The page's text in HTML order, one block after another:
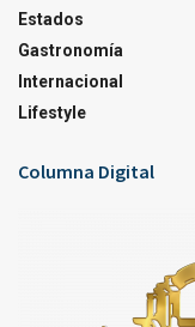
Estados
Gastronomía
Internacional
Lifestyle
Columna Digital